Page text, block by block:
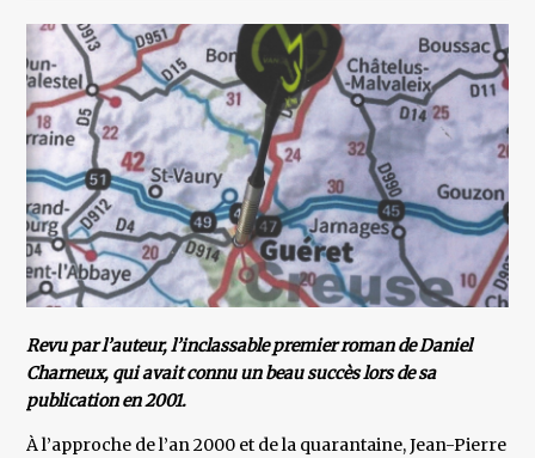
Revu par l’auteur, l’inclassable premier roman de Daniel
Charneux, qui avait connu un beau succès lors de sa
publication en 2001.
À l’approche de l’an 2000 et de la quarantaine, Jean-Pierre